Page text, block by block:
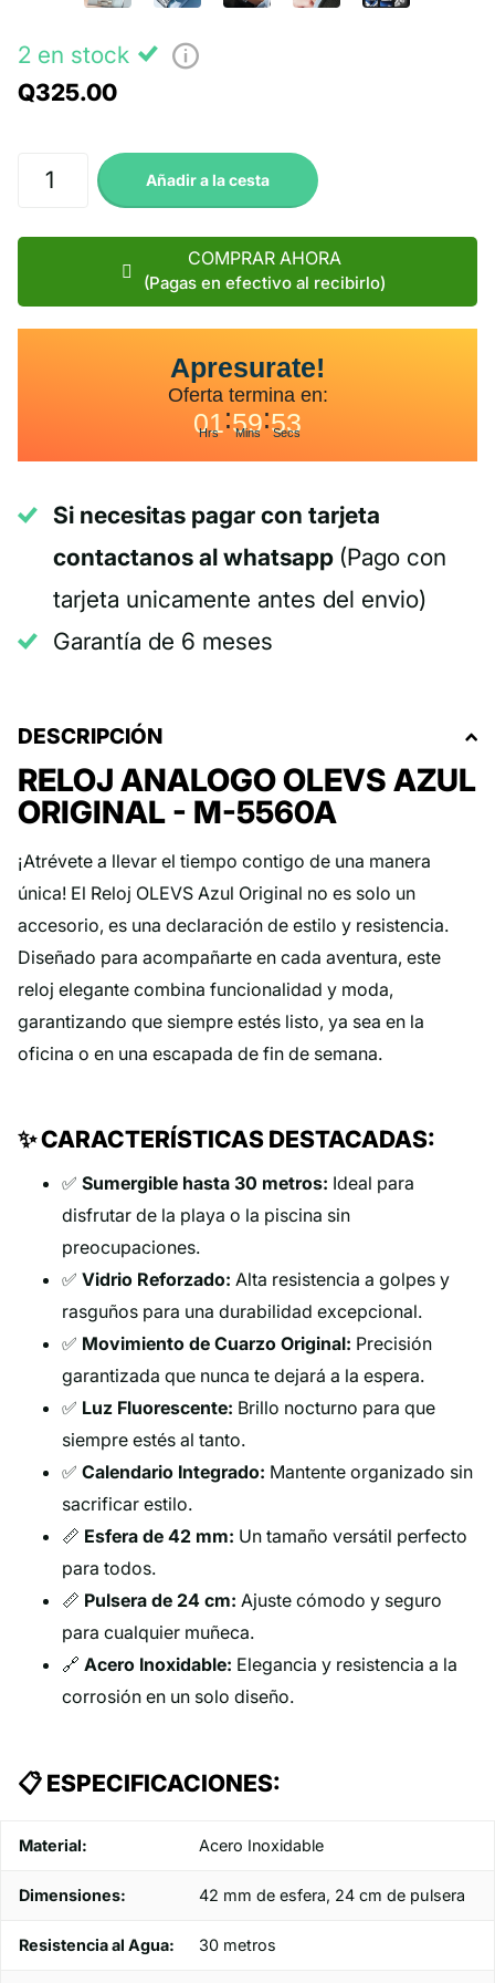
2 en stock
Q325.00
Añadir a la cesta
COMPRAR AHORA
(Pagas en efectivo al recibirlo)
Apresurate!
Oferta termina en:
01
Hrs :59
Mins :52
Secs
Si necesitas pagar con tarjeta
contactanos al whatsapp (Pago con
tarjeta unicamente antes del envio)
Garantía de 6 meses
DESCRIPCIÓN
RELOJ ANALOGO OLEVS AZUL
ORIGINAL - M-5560A
¡Atrévete a llevar el tiempo contigo de una manera
única! El Reloj OLEVS Azul Original no es solo un
accesorio, es una declaración de estilo y resistencia.
Diseñado para acompañarte en cada aventura, este
reloj elegante combina funcionalidad y moda,
garantizando que siempre estés listo, ya sea en la
oficina o en una escapada de fin de semana.
✨ CARACTERÍSTICAS DESTACADAS:
✅ Sumergible hasta 30 metros: Ideal para
disfrutar de la playa o la piscina sin
preocupaciones.
✅ Vidrio Reforzado: Alta resistencia a golpes y
rasguños para una durabilidad excepcional.
✅ Movimiento de Cuarzo Original: Precisión
garantizada que nunca te dejará a la espera.
✅ Luz Fluorescente: Brillo nocturno para que
siempre estés al tanto.
✅ Calendario Integrado: Mantente organizado sin
sacrificar estilo.
📏 Esfera de 42 mm: Un tamaño versátil perfecto
para todos.
📏 Pulsera de 24 cm: Ajuste cómodo y seguro
para cualquier muñeca.
🔗 Acero Inoxidable: Elegancia y resistencia a la
corrosión en un solo diseño.
📋 ESPECIFICACIONES:
Material: Acero Inoxidable
Dimensiones: 42 mm de esfera, 24 cm de pulsera
Resistencia al Agua: 30 metros